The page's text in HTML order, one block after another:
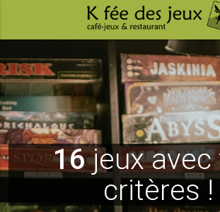
16jeux avec
critères !